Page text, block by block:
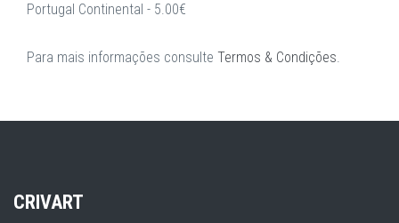
Portugal Continental - 5.00€
Para mais informações consulte Termos & Condições.
CRIVART